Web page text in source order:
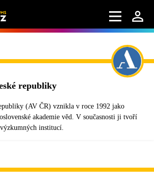
republiky
(AV ČR) vznikla v roce 1992 jako
akademie věd. V současnosti ji tvoří
institucí.